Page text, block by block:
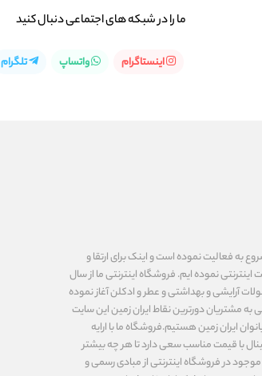
ما را در شبكه های اجتماعی دنبال کنید
اینستاگرام واتساپ تلگرام
تهران شروع به فعالیت نموده است و اینک برای ارتقا و
نموده ایم. فروشگاه اینترنتی ما از سال
آرایشی و بهداشتی و عطر و ادکلن آغاز نموده
مشتریان دورترین نقاط ایران زمین این سایت
ایران زمین هستیم.فروشگاه ما با ارایه
با قیمت مناسب سعی دارد تا هر چه بیشتر
در فروشگاه اینترنتی از مبادی رسمی و